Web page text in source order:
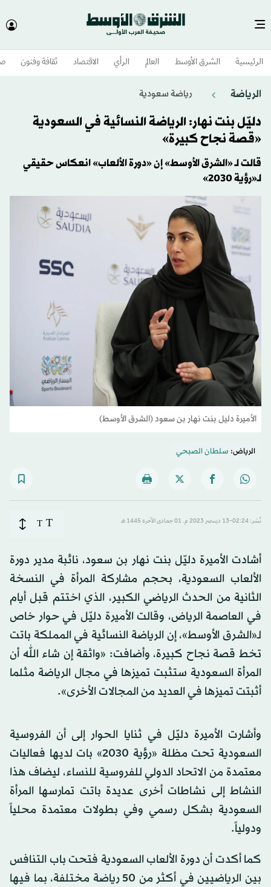
الرئيسية الشرق الأوسط​ العالم الرأي الاقتصاد ثقافة وفنون
الرياضة رياضة سعودية
دليّل بنت نهار: الرياضة النسائية في السعودية
«قصة نجاح كبيرة»
قالت لـ «الشرق الأوسط» إن «دورة الألعاب» انعكاس حقيقي
لـ«رؤية 2030»
الأميرة دليل بنت نهار بن سعود (الشرق الأوسط)
الرياض: سلطان الصبحي
نُشر: 02:24-13 ديسمبر 2023 م ـ 01 جمادى الآخرة 1445 هـ T
T
أشادت الأميرة دليّل بنت نهار بن سعود، نائبة مدير دورة
الألعاب السعودية، بحجم مشاركة المرأة في النسخة
الثانية من الحدث الرياضي الكبير، الذي اختتم قبل أيام
في العاصمة الرياض، وقالت الأميرة دليّل في حوار خاص
لـ«الشرق الأوسط»، إن الرياضة النسائية في المملكة باتت
تخط قصة نجاح كبيرة، وأضافت: «واثقة إن شاء الله أن
المرأة السعودية ستثبت تميزها في مجال الرياضة مثلما
أثبتت تميزها في العديد من المجالات الأخرى».
وأشارت الأميرة دليّل في ثنايا الحوار إلى أن الفروسية
السعودية تحت مظلة «رؤية 2030» بات لديها فعاليات
معتمدة من الاتحاد الدولي للفروسية للنساء، ليضاف هذا
النشاط إلى نشاطات أخرى عديدة باتت تمارسها المرأة
السعودية بشكل رسمي وفي بطولات معتمدة محلياً
ودولياً.
كما أكدت أن دورة الألعاب السعودية فتحت باب التنافس
بين الرياضيين في أكثر من 50 رياضة مختلفة، بما فيها